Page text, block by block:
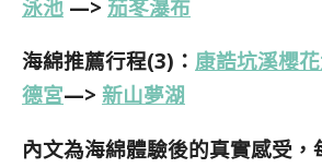
泳池 —> 茄苳瀑布
海綿推薦行程(3)： 康誥坑溪櫻
德宮—> 新山夢湖
內文為海綿體驗後的真實感受，